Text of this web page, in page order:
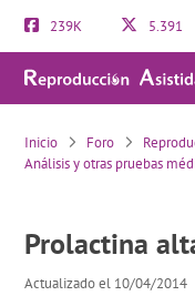
239K 5.391
Inicio Foro
Análisis y otras pruebas
Prolactina
Actualizado el 10/04/2014